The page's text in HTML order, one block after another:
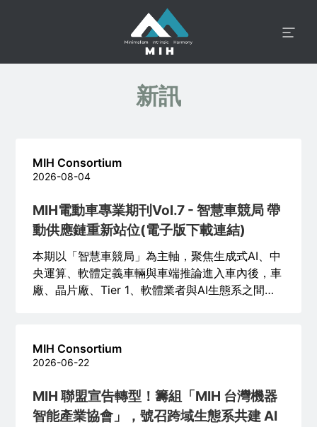
新訊
MIH Consortium
2026-08-04
MIH電動車專業期刊Vol.7 - 智慧車競局 帶
動供應鏈重新站位(電子版下載連結)
本期以「智慧車競局」為主軸，聚焦生成式AI、中
央運算、軟體定義車輛與車端推論進入車內後，車
廠、晶片廠、Tier 1、軟體業者與AI生態系之間的
MIH Consortium
2026-06-22
MIH 聯盟宣告轉型！籌組「MIH 台灣機器
智能產業協會」，號召跨域生態系共建 AI